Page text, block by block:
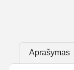
Aprašymas